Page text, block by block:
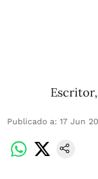
Publicado a: 17 Jun